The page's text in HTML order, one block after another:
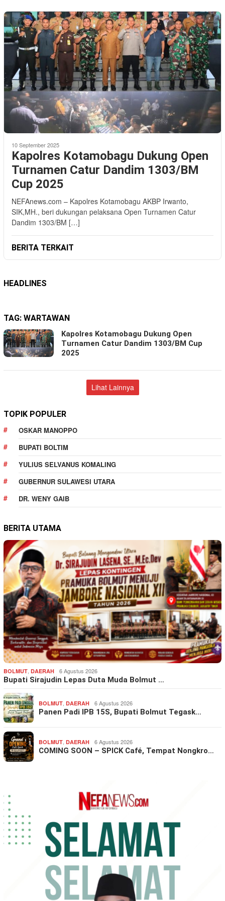
10 September 2025
Kapolres Kotamobagu Dukung Open
Turnamen Catur Dandim 1303/BM
Cup 2025
NEFAnews.com – Kapolres Kotamobagu AKBP Irwanto,
SIK,MH., beri dukungan pelaksana Open Turnamen Catur
Dandim 1303/BM […]
BERITA TERKAIT
HEADLINES
TAG: WARTAWAN
Kapolres Kotamobagu Dukung Open
Turnamen Catur Dandim 1303/BM Cup
2025
Lihat Lainnya
TOPIK POPULER
OSKAR MANOPPO
BUPATI BOLTIM
YULIUS SELVANUS KOMALING
GUBERNUR SULAWESI UTARA
DR. WENY GAIB
BERITA UTAMA
BOLMUT, DAERAH 6 Agustus 2026
Bupati Sirajudin Lepas Duta Muda Bolmut …
BOLMUT, DAERAH 6 Agustus 2026
Panen Padi IPB 15S, Bupati Bolmut Tegask…
BOLMUT, DAERAH 6 Agustus 2026
COMING SOON – SPICK Café, Tempat Nongkro…